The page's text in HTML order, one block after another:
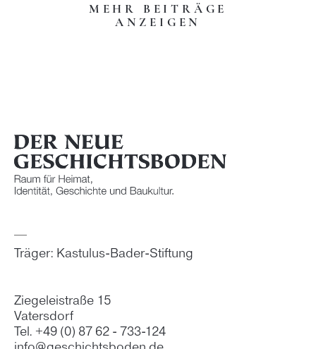
MEHR BEITRÄGE
ANZEIGEN
Träger: Kastulus-Bader-Stiftung
Ziegeleistraße 15
Vatersdorf
Tel. +49 (0) 87 62 - 733-124